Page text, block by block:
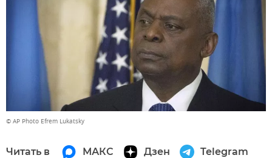
© AP Photo Efrem Lukatsky
Читать в МАКС Дзен Telegram